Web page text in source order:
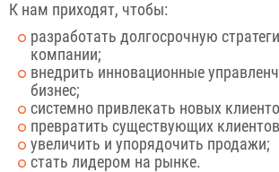
К нам приходят, чтобы:
разработать долгосрочную
компании;
внедрить инновационные
бизнес;
системно привлекать новых
превратить существующих
увеличить и упорядочить продажи;
стать лидером на рынке.